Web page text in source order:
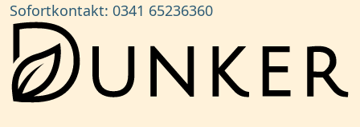
Sofortkontakt: 0341 65236360